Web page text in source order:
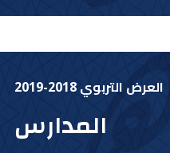
العرض التربوي 2018-2019
المدارس